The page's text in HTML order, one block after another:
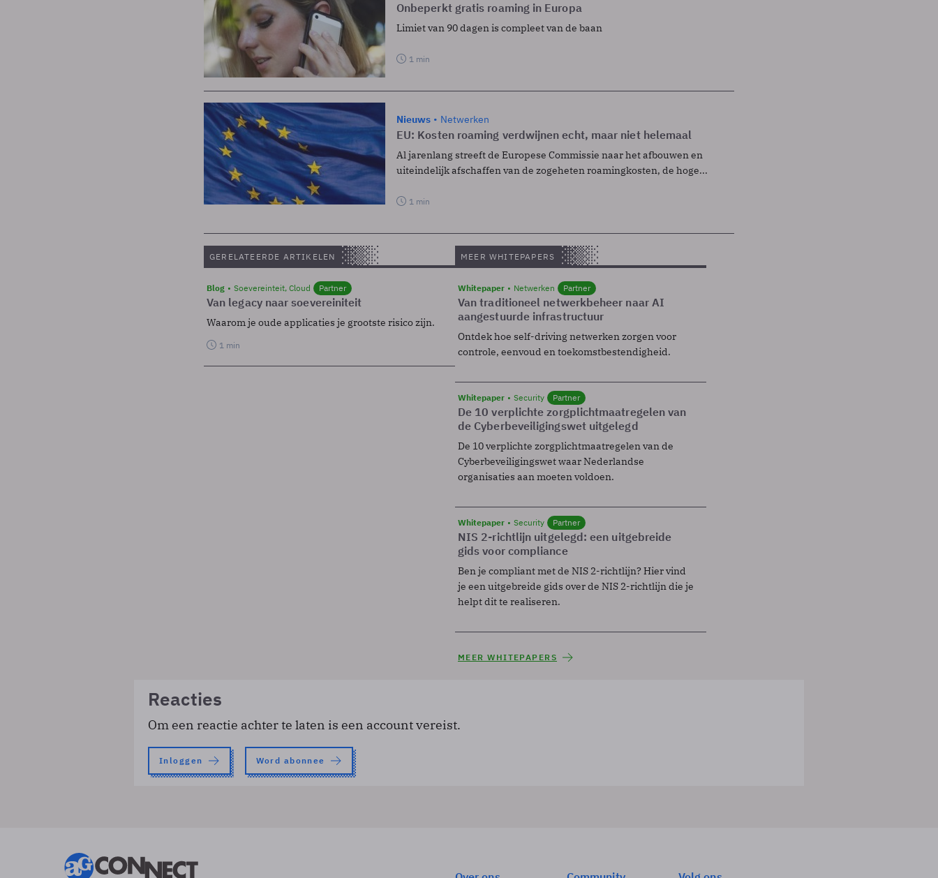
Onbeperkt gratis roaming in Europa
Limiet van 90 dagen is compleet van de baan
1 min
Nieuws Netwerken
EU: Kosten roaming verdwijnen echt, maar niet helemaal
Al jarenlang streeft de Europese Commissie naar het afbouwen en
uiteindelijk afschaffen van de zogeheten roamingkosten, de hoge...
1 min
GERELATEERDE ARTIKELEN
Blog Soevereinteit, Cloud Partner
Van legacy naar soevereiniteit
Waarom je oude applicaties je grootste risico zijn.
1 min
MEER WHITEPAPERS
Whitepaper Netwerken Partner
Van traditioneel netwerkbeheer naar AI
aangestuurde infrastructuur
Ontdek hoe self-driving netwerken zorgen voor
controle, eenvoud en toekomstbestendigheid.
Whitepaper Security Partner
De 10 verplichte zorgplichtmaatregelen van
de Cyberbeveiligingswet uitgelegd
De 10 verplichte zorgplichtmaatregelen van de
Cyberbeveiligingswet waar Nederlandse
organisaties aan moeten voldoen.
Whitepaper Security Partner
NIS 2-richtlijn uitgelegd: een uitgebreide
gids voor compliance
Ben je compliant met de NIS 2-richtlijn? Hier vind
je een uitgebreide gids over de NIS 2-richtlijn die je
helpt dit te realiseren.
MEER WHITEPAPERS
Reacties
Om een reactie achter te laten is een account vereist.
Inloggen Word abonnee